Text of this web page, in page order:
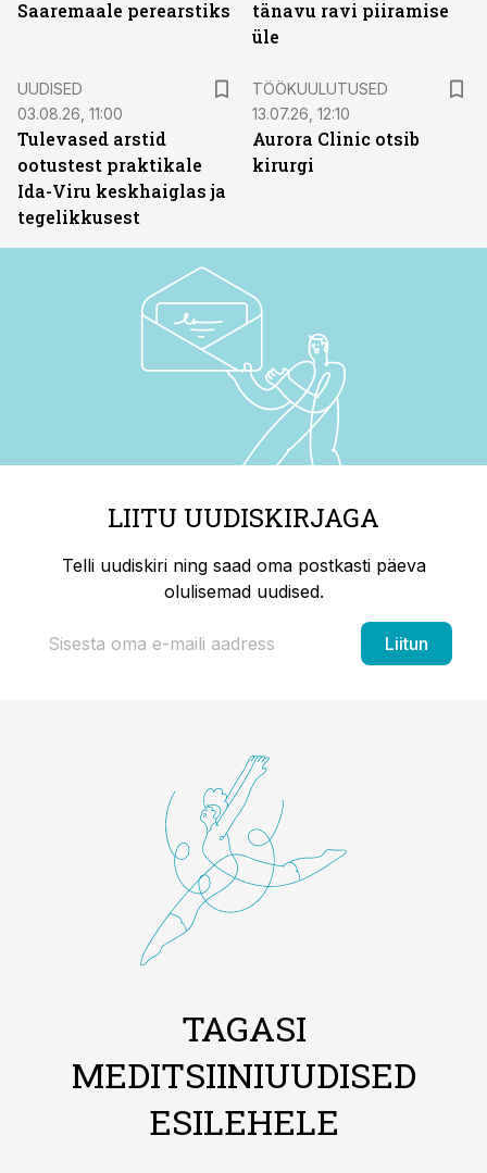
Saaremaale perearstiks
tänavu ravi piiramise
üle
UUDISED
03.08.26, 11:00
Tulevased arstid
ootustest praktikale
Ida-Viru keskhaiglas ja
tegelikkusest
TÖÖKUULUTUSED
13.07.26, 12:10
Aurora Clinic otsib
kirurgi
LIITU UUDISKIRJAGA
Telli uudiskiri ning saad oma postkasti päeva
olulisemad uudised.
Liitun
TAGASI
MEDITSIINIUUDISED
ESILEHELE